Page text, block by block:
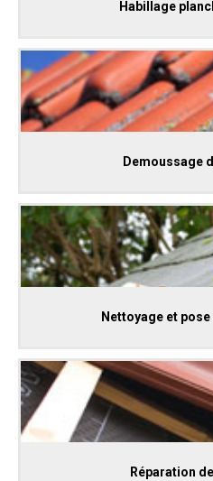
Habillage
Demoussage
Nettoyage et
Réparation